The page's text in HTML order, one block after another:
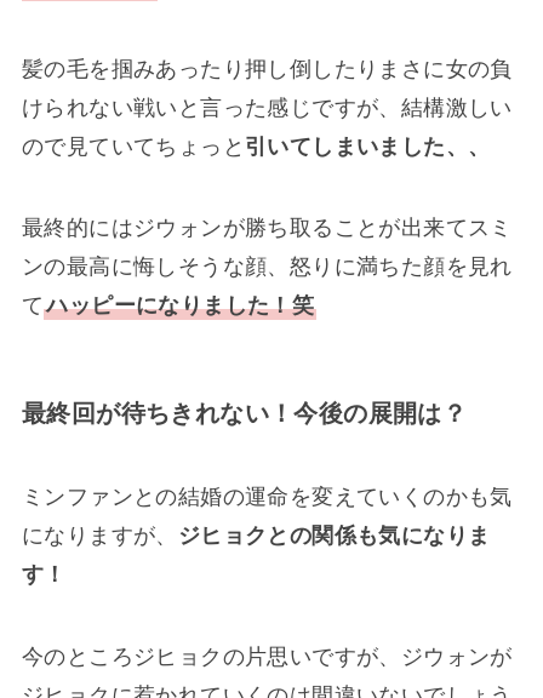
髪の毛を掴みあったり押し倒したりまさに女の負
けられない戦いと言った感じですが、結構激しい
ので見ていてちょっと 引いてしまいました、、
最終的にはジウォンが勝ち取ることが出来てスミ
ンの最高に悔しそうな顔、怒りに満ちた顔を見れ
てハッピーになりました！笑
最終回が待ちきれない！今後の展開は？
ミンファンとの結婚の運命を変えていくのかも気
になりますが、
ジヒョクとの関係も気になりま
す！
今のところジヒョクの片思いですが、ジウォンが